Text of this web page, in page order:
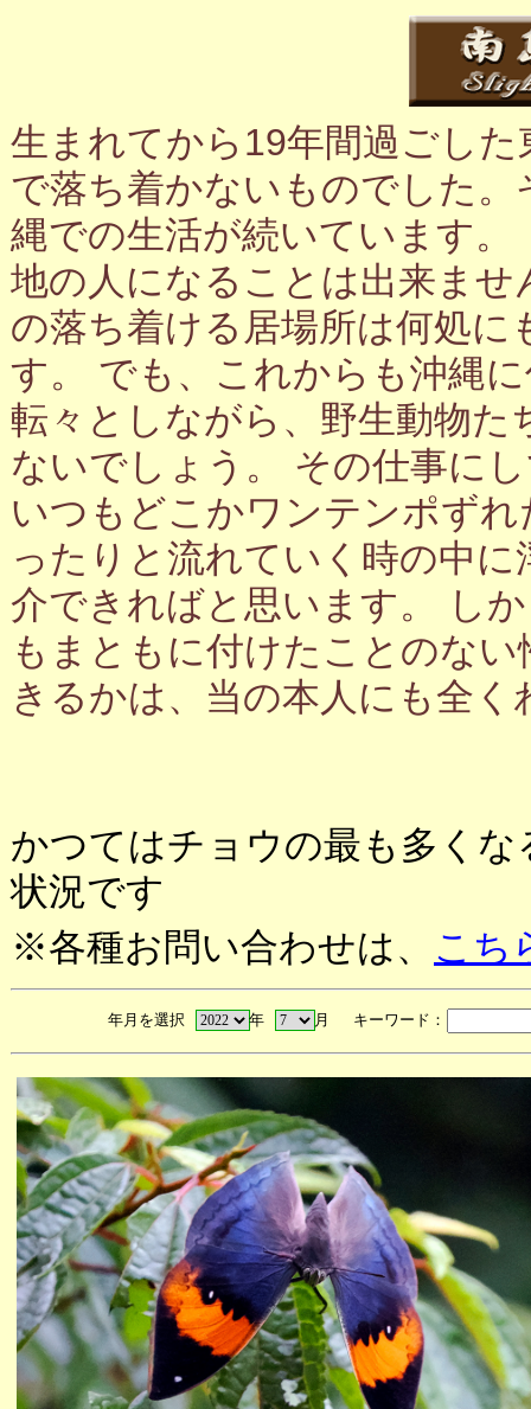
生まれてから19年間過ごし
で落ち着かないものでした
縄での生活が続いています
地の人になることは出来ま
の落ち着ける居場所は何処
す。 でも、これからも沖縄
転々としながら、野生動物
ないでしょう。 その仕事に
いつもどこかワンテンポず
ったりと流れていく時の中
介できればと思います。 し
もまともに付けたことのな
きるかは、当の本人にも全く
かつてはチョウの最も多く
状況です
※各種お問い合わせは、 こち
年月を選択 年 月 キーワード：